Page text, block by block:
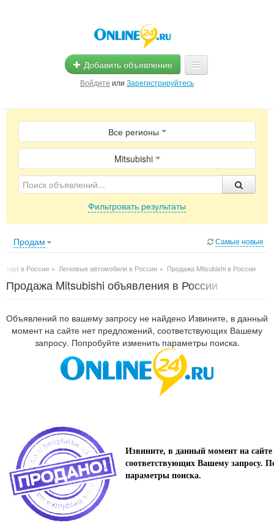
Добавить объявление
Войдите или Зарегистрируйтесь
Главная
Помощь
Услуги
Магазины
Все регионы
Mitsubishi
Фильтровать результаты
Продам Самые новые
в России ▸ Легковые автомобили в России ▸ Продажа Mitsubishi в России
Продажа Mitsubishi объявления в России
Объявлений по вашему запросу не найдено Извините, в данный
момент на сайте нет предложений, соответствующих Вашему
запросу. Попробуйте изменить параметры поиска.
Извините, в данный момент на сайте
соответствующих Вашему запросу.
параметры поиска.